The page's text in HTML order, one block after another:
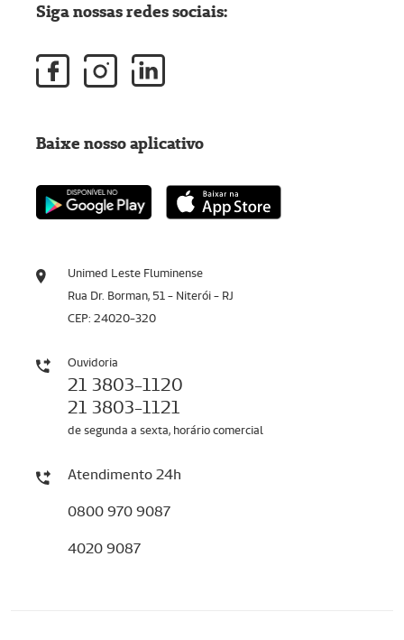
Unimed Leste Fluminense
Rua Dr. Borman, 51 - Niterói - RJ
CEP: 24020-320
Ouvidoria
21 3803-1120
21 3803-1121
de segunda a sexta, horário comercial
Atendimento 24h
0800 970 9087
4020 9087
Siga nossas redes sociais:
Baixe nosso aplicativo